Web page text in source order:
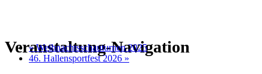
Veranstaltung-Navigation
«Weihnachtsschauturnen 2025
46. Hallensportfest 2026 »